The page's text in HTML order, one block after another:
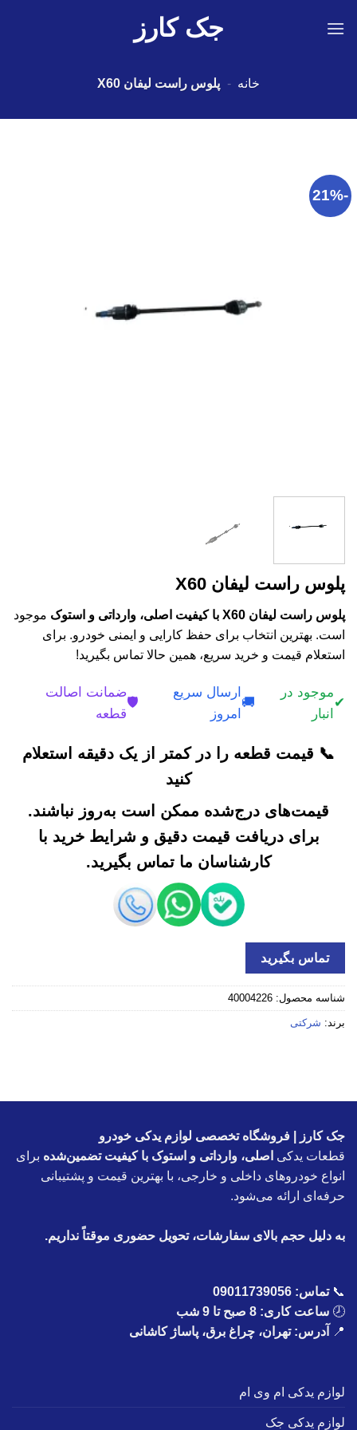
جک کارز
خانه - پلوس راست لیفان X60
-21%
پلوس راست لیفان X60
پلوس راست لیفان X60 با کیفیت اصلی، وارداتی و استوک
موجود
است. بهترین انتخاب برای حفظ کارایی و ایمنی خودرو. برای
استعلام قیمت و خرید سریع، همین حالا تماس بگیرید!
✔
موجود در
انبار
🚚
ارسال سریع
امروز
🛡️
ضمانت اصالت
قطعه
📞 قیمت قطعه را در کمتر از یک دقیقه استعلام
کنید
قیمت‌های درج‌شده ممکن است به‌روز نباشند.
برای دریافت قیمت دقیق و شرایط خرید با
کارشناسان ما تماس بگیرید.
تماس بگیرید
شناسه محصول: 40004226
برند: شرکتی
جک کارز | فروشگاه تخصصی لوازم یدکی خودرو
قطعات یدکی اصلی، وارداتی و استوک با کیفیت تضمین‌شده برای
انواع خودروهای داخلی و خارجی، با بهترین قیمت و پشتیبانی
حرفه‌ای ارائه می‌شود.
به دلیل حجم بالای سفارشات، تحویل حضوری موقتاً نداریم.
📞تماس: 09011739056
🕗 ساعت کاری: 8 صبح تا 9 شب
📍
آدرس: تهران، چراغ برق، پاساژ کاشانی
لوازم یدکی ام وی ام
لوازم یدکی جک